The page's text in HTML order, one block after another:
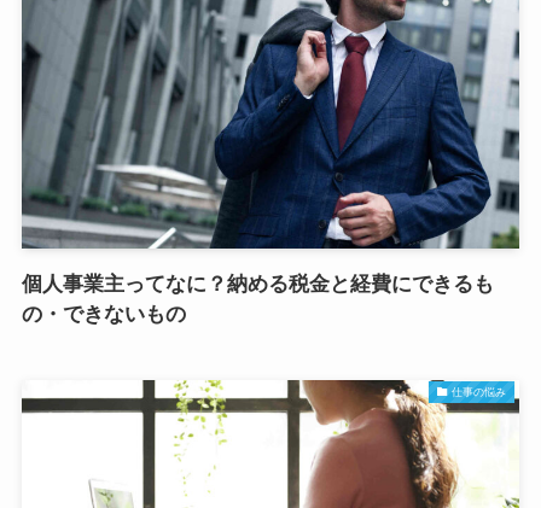
個人事業主ってなに？納める税金と経費にできるも
の・できないもの
仕事の悩み